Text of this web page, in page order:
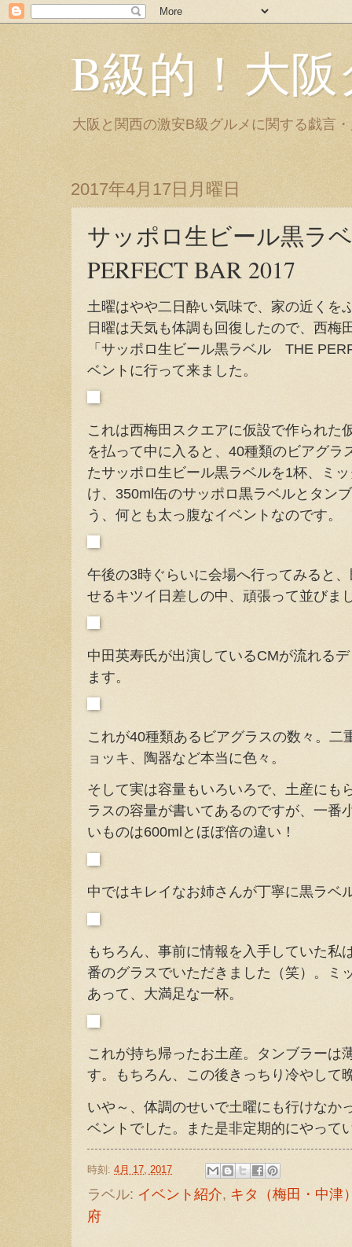
B級的！大
大阪と関西の激安B級グルメに関する戯言
2017年4月17日月曜日
サッポロ生ビール黒ラ
PERFECT BAR 2017
土曜はやや二日酔い気味で、家の近くを
日曜は天気も体調も回復したので、西梅
「サッポロ生ビール黒ラベル THE
ベントに行って来ました。
これは西梅田スクエアに仮設で作られた
を払って中に入ると、40種類のビアグラ
たサッポロ生ビール黒ラベルを1杯、ミ
け、350ml缶のサッポロ黒ラベルとタン
う、何とも太っ腹なイベントなのです。
午後の3時ぐらいに会場へ行ってみると
せるキツイ日差しの中、頑張って並びま
中田英寿氏が出演しているCMが流れる
ます。
これが40種類あるビアグラスの数々。二
ョッキ、陶器など本当に色々。
そして実は容量もいろいろで、土産にも
ラスの容量が書いてあるのですが、一番
いものは600mlとほぼ倍の違い！
中ではキレイなお姉さんが丁寧に黒ラベ
もちろん、事前に情報を入手していた私
番のグラスでいただきました（笑）。ミ
あって、大満足な一杯。
これが持ち帰ったお土産。タンブラーは
す。もちろん、この後きっちり冷やして
いや～、体調のせいで土曜にも行けなか
ベントでした。また是非定期的にやって
時刻: 4月 17, 2017
ラベル: イベント紹介, キタ（梅田・中津
府